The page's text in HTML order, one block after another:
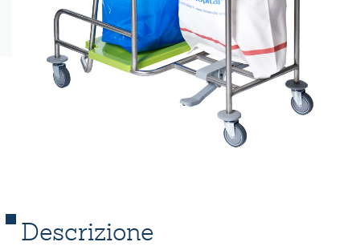
Descrizione